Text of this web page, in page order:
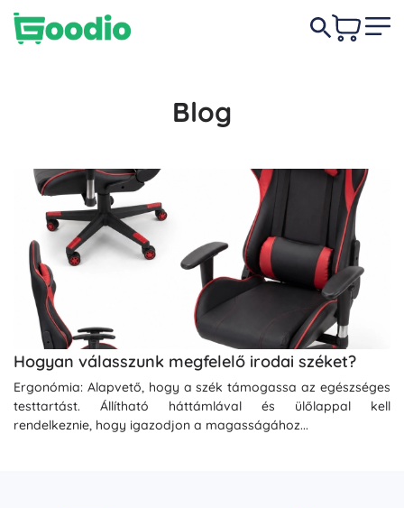
Blog
Hogyan válasszunk megfelelő irodai széket?
Ergonómia: Alapvető, hogy a szék támogassa az egészséges
testtartást. Állítható háttámlával és ülőlappal kell
rendelkeznie, hogy igazodjon a magasságához...